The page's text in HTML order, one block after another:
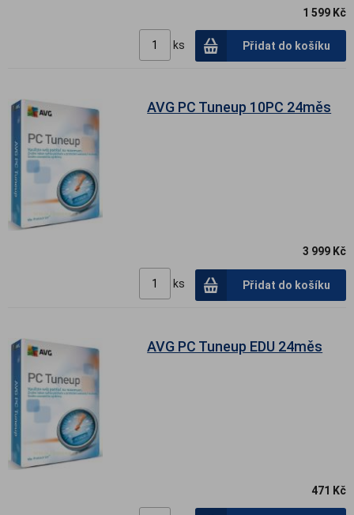
1 599 Kč
ks Přidat do košíku
AVG PC Tuneup 10PC 24měs
3 999 Kč
ks Přidat do košíku
AVG PC Tuneup EDU 24měs
471 Kč